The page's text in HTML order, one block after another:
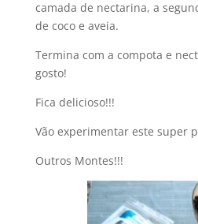
camada de nectarina, a
de coco e aveia.
Termina com a compota e
gosto!
Fica delicioso!!!
Vão experimentar este super
Outros Montes!!!